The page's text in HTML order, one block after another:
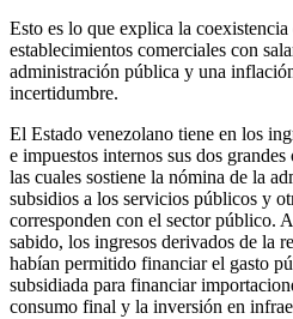
Esto es lo que explica la
establecimientos comerciales con
administración pública y una
incertidumbre.
El Estado venezolano tiene en los
e impuestos internos sus dos
las cuales sostiene la nómina de la
subsidios a los servicios públicos y
corresponden con el sector público.
sabido, los ingresos derivados de la
habían permitido financiar el gasto
subsidiada para financiar
consumo final y la inversión en